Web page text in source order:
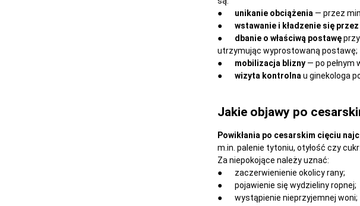
● unikanie obciążenia — przez
● wstawanie i kładzenie się
● dbanie o właściwą postawę
utrzymując wyprostowaną postawę;
● mobilizacja blizny — po pełnym
● wizyta kontrolna u ginekologa
Jakie objawy po
Powikłania po cesarskim cięciu
m.in. palenie tytoniu, otyłość czy
Za niepokojące należy uznać:
● zaczerwienienie okolicy rany;
● pojawienie się wydzieliny ropnej;
● wystąpienie nieprzyjemnej woni;